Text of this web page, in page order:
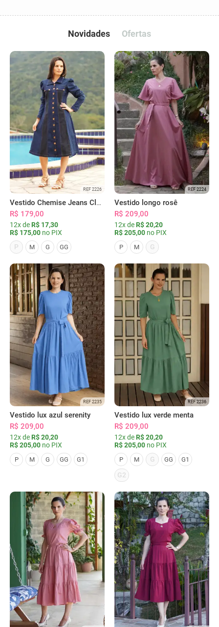
Novidades Ofertas
REF 2226
Vestido Chemise Jeans Clássica Serena
R$ 179,00
12x de R$ 17,30
R$ 175,00 no PIX
P
M G GG
REF 2224
Vestido longo rosê
R$ 209,00
12x de R$ 20,20
R$ 205,00 no PIX
P M G
REF 2235
Vestido lux azul serenity
R$ 209,00
12x de R$ 20,20
R$ 205,00 no PIX
P M G GG G1
REF 2236
Vestido lux verde menta
R$ 209,00
12x de R$ 20,20
R$ 205,00 no PIX
P M G GG G1
G2